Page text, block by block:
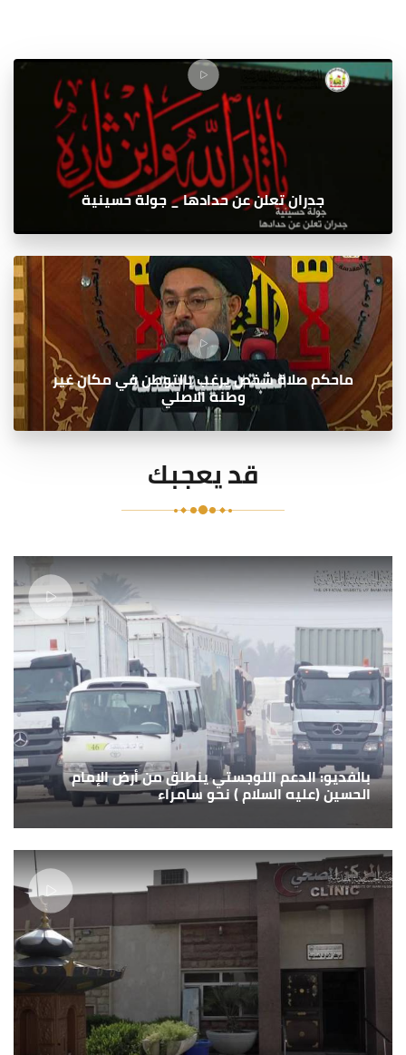
جدران تعلن عن حدادها _ جولة حسينية
ماحكم صلاة شخص يرغب بالتوطن في مكان غير
وطنه الاصلي
قد يعجبك
بالفديو: الدعم اللوجستي ينطلق من أرض الإمام
الحسين (عليه السلام ) نحو سامراء